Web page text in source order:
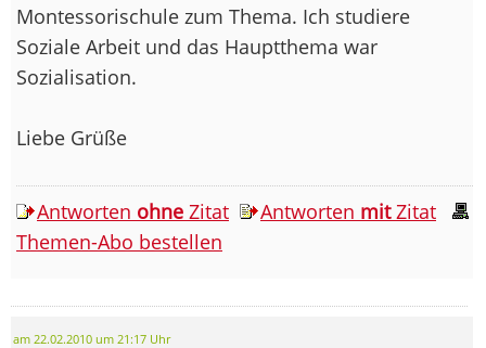
Montessorischule zum Thema. Ich studiere
Soziale Arbeit und das Hauptthema war
Sozialisation.
Liebe Grüße
Antworten ohne Zitat Antworten mitZitat
Themen-Abo bestellen
am 22.02.2010 um 21:17 Uhr